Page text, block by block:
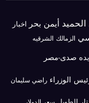
أيمن بحر اخبار
الزمالك الشرقيه
صدى-مصر
الوزراء راضي سليمان